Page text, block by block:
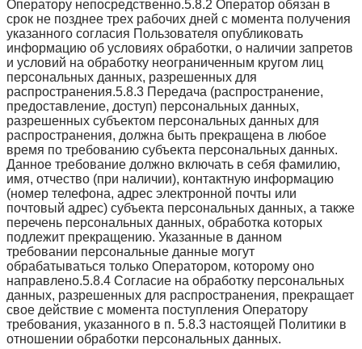
Оператору непосредственно.5.8.2 Оператор обязан в
срок не позднее трех рабочих дней с момента получения
указанного согласия Пользователя опубликовать
информацию об условиях обработки, о наличии запретов
и условий на обработку неограниченным кругом лиц
персональных данных, разрешенных для
распространения.5.8.3 Передача (распространение,
предоставление, доступ) персональных данных,
разрешенных субъектом персональных данных для
распространения, должна быть прекращена в любое
время по требованию субъекта персональных данных.
Данное требование должно включать в себя фамилию,
имя, отчество (при наличии), контактную информацию
(номер телефона, адрес электронной почты или
почтовый адрес) субъекта персональных данных, а также
перечень персональных данных, обработка которых
подлежит прекращению. Указанные в данном
требовании персональные данные могут
обрабатываться только Оператором, которому оно
направлено.5.8.4 Согласие на обработку персональных
данных, разрешенных для распространения, прекращает
свое действие с момента поступления Оператору
требования, указанного в п. 5.8.3 настоящей Политики в
отношении обработки персональных данных.